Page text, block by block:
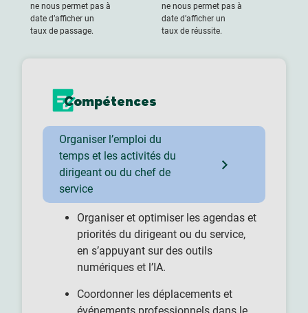
ne nous permet pas à
date d’afficher un
taux de passage.
ne nous permet pas à
date d’afficher un
taux de réussite.
Compétences
Organiser l’emploi du
temps et les activités du
dirigeant ou du chef de
service
Organiser et optimiser les agendas et
priorités du dirigeant ou du service,
en s’appuyant sur des outils
numériques et l’IA.
Coordonner les déplacements et